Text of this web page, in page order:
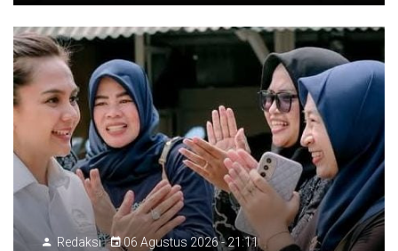
Redaksi 06 Agustus 2026 - 21:11